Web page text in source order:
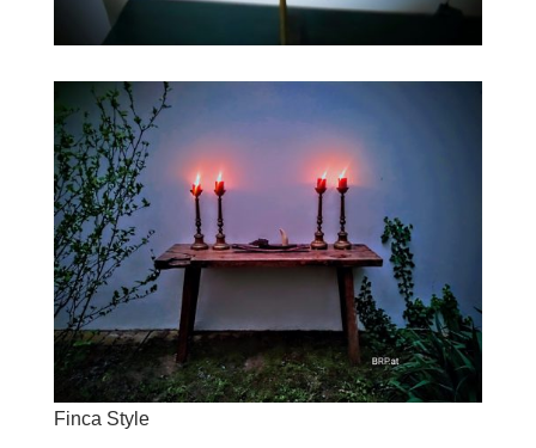
Finca Style